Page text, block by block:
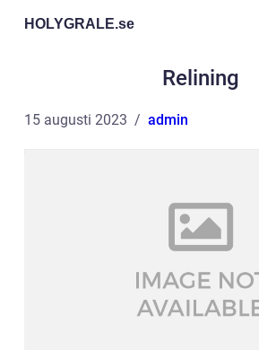
HOLYGRALE.se
Relining
15 augusti 2023 admin